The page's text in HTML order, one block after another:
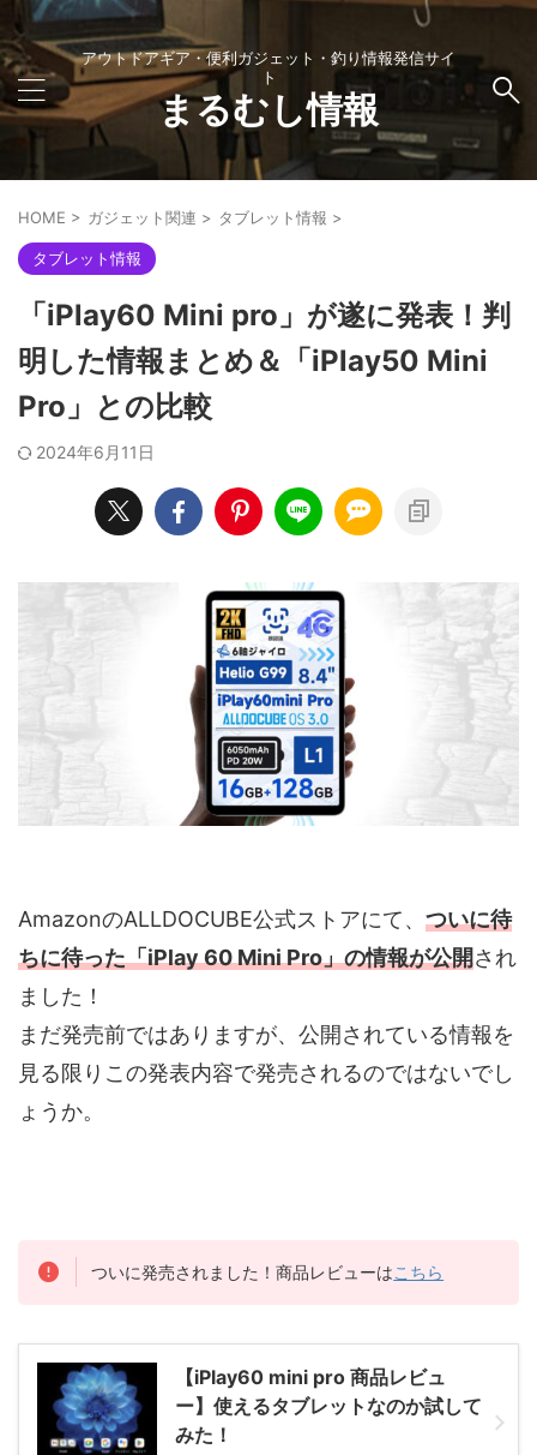
アウトドアギア・便利ガジェット・釣り情報発信サイ
ト
まるむし情報
HOME > ガジェット関連 > タブレット情報 >
タブレット情報
「iPlay60 Mini pro」が遂に発表！判
明した情報まとめ＆「iPlay50 Mini
Pro」との比較
2024年6月11日
AmazonのALLDOCUBE公式ストアにて、 ついに待
ちに待った「iPlay 60 Mini Pro」の情報が公開され
ました！
まだ発売前ではありますが、公開されている情報を
見る限りこの発表内容で発売されるのではないでし
ょうか。
ついに発売されました！商品レビューはこちら
【iPlay60 mini pro 商品レビュ
ー】使えるタブレットなのか試して
みた！